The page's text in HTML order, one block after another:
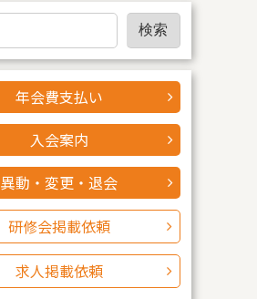
検索
年会費支払い
入会案内
異動・変更・退会
研修会掲載依頼
求人掲載依頼